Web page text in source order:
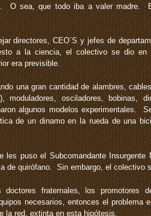
O sea, que todo iba a valer madre.
directores, CEO´S y jefes de
a la ciencia, el colectivo se dio
era previsible.
una gran cantidad de alambres,
moduladores, osciladores, bobinas,
algunos modelos experimentales.
de un dinamo en la rueda de una
puso el Subcomandante Insurgente
de quirófano. Sin embargo, el colectivo
fraternales, los promotores
necesarios, entonces el problema
la red, extinta en esta hipótesis.